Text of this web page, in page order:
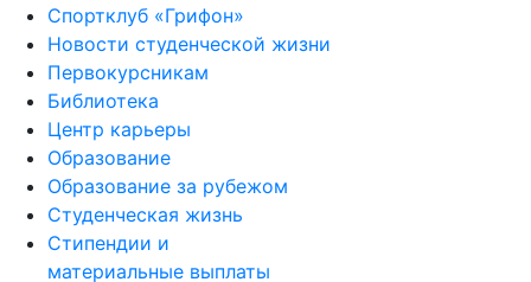
Спортклуб «Грифон»
Новости студенческой жизни
Первокурсникам
Библиотека
Центр карьеры
Образование
Образование за рубежом
Студенческая жизнь
Стипендии и
материальные выплаты